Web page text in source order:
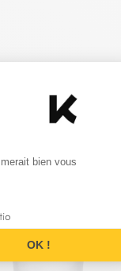
bien vous
OK !